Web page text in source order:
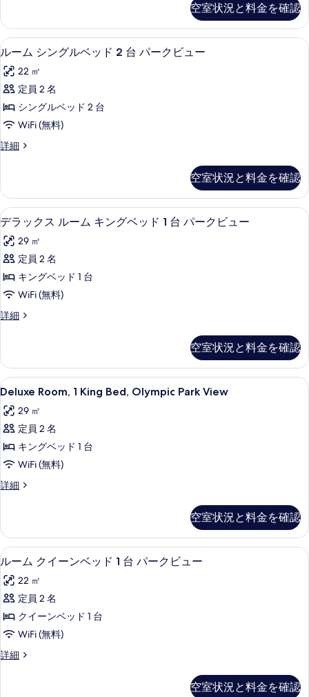
件
ド
台
パ
ー
ク
ビ
ュ
す
べ
て
の
写
真
を
表
す
る
ン
グ
ベ
ド
パ
ー
ビ
詳
細
空室状況と料金を確認
ル
ー
ム
シ
ン
グ
ル
ッ
ド
2
台
パ
ー
ク
ビ
の
す
べ
て
の
写
真
を
示
す
る
低刺激性寝具、セーフティボックス
6
ルーム シングルベッド 2 台 パークビュー
22 ㎡
定員 2 名
シングルベッド 2 台
WiFi (無料)
詳細
ル
ン
グ
ル
ッ
ド
台
パ
ク
の
詳
細
空室状況と料金を確認
デ
ラ
ッ
ク
ス
ル
ー
キ
ン
グ
ベ
ッ
ド
1
台
ク
ビ
ュ
ー
の
す
べ
て
デラックス ルーム キングベッド 1
6
デラックス ルーム キングベッド 1 台 パークビュー
29 ㎡
定員 2 名
キングベッド 1 台
WiFi (無料)
詳細
デ
ス
ル
ー
キ
ン
ベ
ッ
1
ク
ビ
ュ
ー
の
詳
細
空室状況と料金を確認
Deluxe
Room,
1
King
Bed,
Olympic
Park
View
す
べ
て
の
写
真
を
表
低刺激性寝具、セーフティボックス
7
Deluxe Room, 1 King Bed, Olympic Park View
29 ㎡
定員 2 名
キングベッド 1 台
WiFi (無料)
詳細
Deluxe
Bed,
Olympic
Park
の
詳
空室状況と料金を確認
ル
ー
ム
ク
イ
ー
ン
ルーム クイーンベッド 1 台 パーク
7
ルーム クイーンベッド 1 台 パークビュー
22 ㎡
定員 2 名
クイーンベッド 1 台
WiFi (無料)
詳細
ル
空室状況と料金を確認